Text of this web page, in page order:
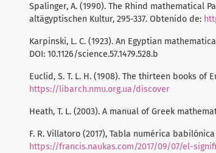
Spalinger, A. (1990). The Rhind mathematical
altägyptischen Kultur, 295-337. Obtenido de:
Karpinski, L. C. (1923). An Egyptian
DOI: 10.1126/science.57.1479.528.b
Euclid, S. T. L. H. (1908). The thirteen books of
https://libarch.nmu.org.ua/discover
Heath, T. L. (2003). A manual of Greek
F. R. Villatoro (2017), Tabla numérica
https://francis.naukas.com/2017/09/07/el-